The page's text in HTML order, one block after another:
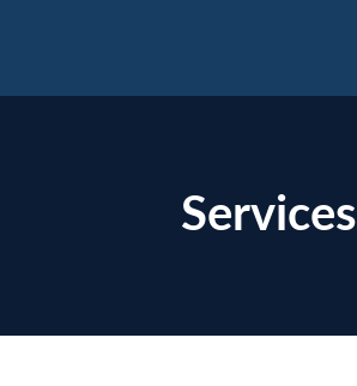
Services